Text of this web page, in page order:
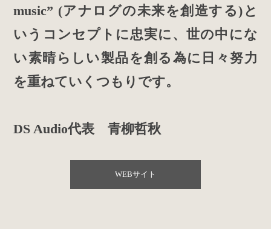
music” (アナログの未来を創造する)と
いうコンセプトに忠実に、世の中にな
い素晴らしい製品を創る為に日々努力
を重ねていくつもりです。
DS Audio代表 青柳哲秋
WEBサイト